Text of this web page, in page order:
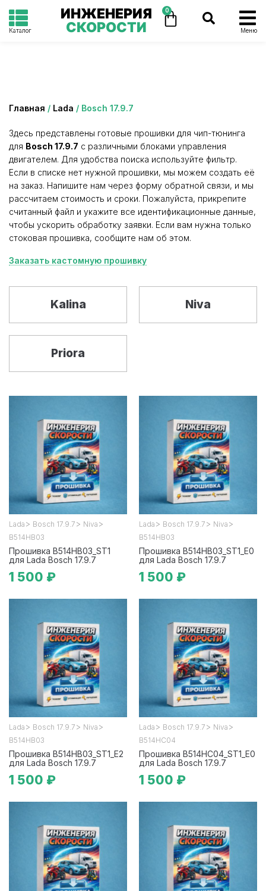
Каталог
ИНЖЕНЕРИЯ
СКОРОСТИ
0
Меню
Главная / Lada / Bosch 17.9.7
Здесь представлены готовые прошивки для чип-тюнинга
для Bosch 17.9.7 с различными блоками управления
двигателем. Для удобства поиска используйте фильтр.
Если в списке нет нужной прошивки, мы можем создать её
на заказ. Напишите нам через форму обратной связи, и мы
рассчитаем стоимость и сроки. Пожалуйста, прикрепите
считанный файл и укажите все идентификационные данные,
чтобы ускорить обработку заявки. Если вам нужна только
стоковая прошивка, сообщите нам об этом.
Заказать кастомную прошивку
Kalina Niva
Priora
Lada > Bosch 17.9.7 > Niva >
B514HB03
Прошивка B514HB03_ST1
для Lada Bosch 17.9.7
1 500 ₽
Lada > Bosch 17.9.7 > Niva >
B514HB03
Прошивка B514HB03_ST1_E0
для Lada Bosch 17.9.7
1 500 ₽
Lada > Bosch 17.9.7 > Niva >
B514HB03
Прошивка B514HB03_ST1_E2
для Lada Bosch 17.9.7
1 500 ₽
Lada > Bosch 17.9.7 > Niva >
B514HC04
Прошивка B514HC04_ST1_E0
для Lada Bosch 17.9.7
1 500 ₽